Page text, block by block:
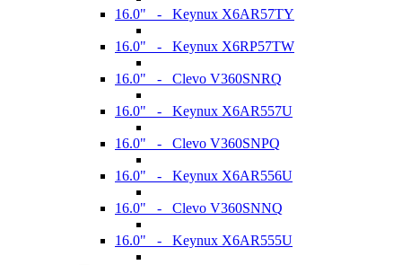
16.0" - Keynux X6AR57TY
16.0" - Keynux X6RP57TW
16.0" - Clevo V360SNRQ
16.0" - Keynux X6AR557U
16.0" - Clevo V360SNPQ
16.0" - Keynux X6AR556U
16.0" - Clevo V360SNNQ
16.0" - Keynux X6AR555U